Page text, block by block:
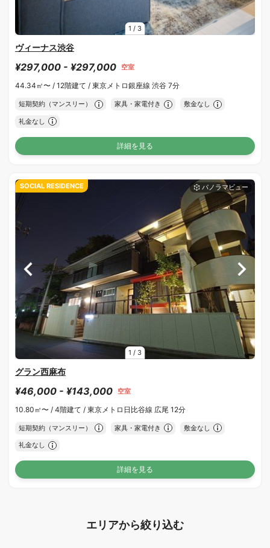
1 / 3
ヴィーナス渋谷
¥297,000 - ¥297,000 空室
44.34㎡〜 / 12階建て / 東京メトロ銀座線 渋谷 7分
短期契約（マンスリー） 家具・家電付き 敷金なし
礼金なし
詳細を見る
1 / 3
SOCIAL RESIDENCE
グラン西麻布
¥46,000 - ¥143,000 空室
10.80㎡〜 / 4階建て / 東京メトロ日比谷線 広尾 12分
短期契約（マンスリー） 家具・家電付き 敷金なし
礼金なし
詳細を見る
エリアから絞り込む